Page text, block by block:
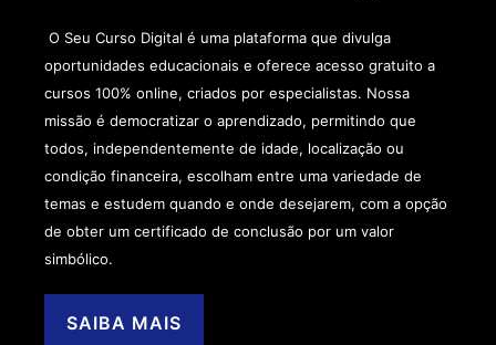
O Seu Curso Digital é uma plataforma que divulga
oportunidades educacionais e oferece acesso gratuito a
cursos 100% online, criados por especialistas. Nossa
missão é democratizar o aprendizado, permitindo que
todos, independentemente de idade, localização ou
condição financeira, escolham entre uma variedade de
temas e estudem quando e onde desejarem, com a opção
de obter um certificado de conclusão por um valor
simbólico.
SAIBA MAIS